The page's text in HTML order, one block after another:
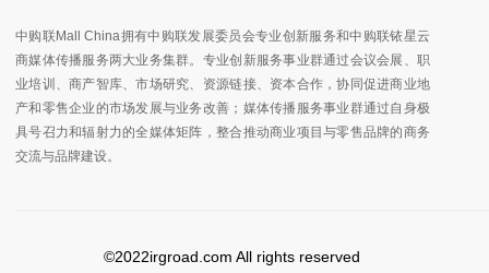
中购联Mall China拥有中购联发展委员会专业创新服务和中购联铱星云
商媒体传播服务两大业务集群。专业创新服务事业群通过会议会展、职
业培训、商产智库、市场研究、资源链接、资本合作，协同促进商业地
产和零售企业的市场发展与业务改善；媒体传播服务事业群通过自身极
具号召力和辐射力的全媒体矩阵，整合推动商业项目与零售品牌的商务
交流与品牌建设。
©2022irgroad.com All rights reserved